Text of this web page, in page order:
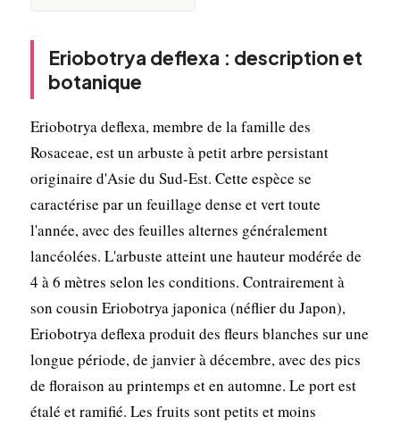
Eriobotrya deflexa : description et
botanique
Eriobotrya deflexa, membre de la famille des
Rosaceae, est un arbuste à petit arbre persistant
originaire d'Asie du Sud-Est. Cette espèce se
caractérise par un feuillage dense et vert toute
l'année, avec des feuilles alternes généralement
lancéolées. L'arbuste atteint une hauteur modérée de
4 à 6 mètres selon les conditions. Contrairement à
son cousin Eriobotrya japonica (néflier du Japon),
Eriobotrya deflexa produit des fleurs blanches sur une
longue période, de janvier à décembre, avec des pics
de floraison au printemps et en automne. Le port est
étalé et ramifié. Les fruits sont petits et moins